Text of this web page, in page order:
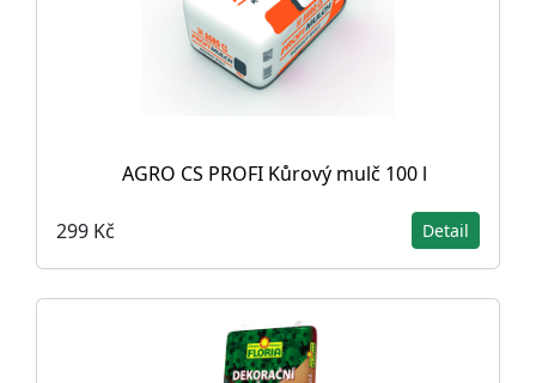
AGRO CS PROFI Kůrový mulč 100 l
299 Kč Detail